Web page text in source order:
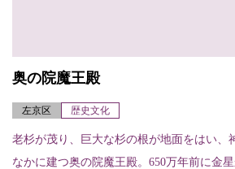
奥の院魔王殿
左京区 歴史文化
老杉が茂り、巨大な杉の根が地面をはい、
なかに建つ奥の院魔王殿。650万年前に金